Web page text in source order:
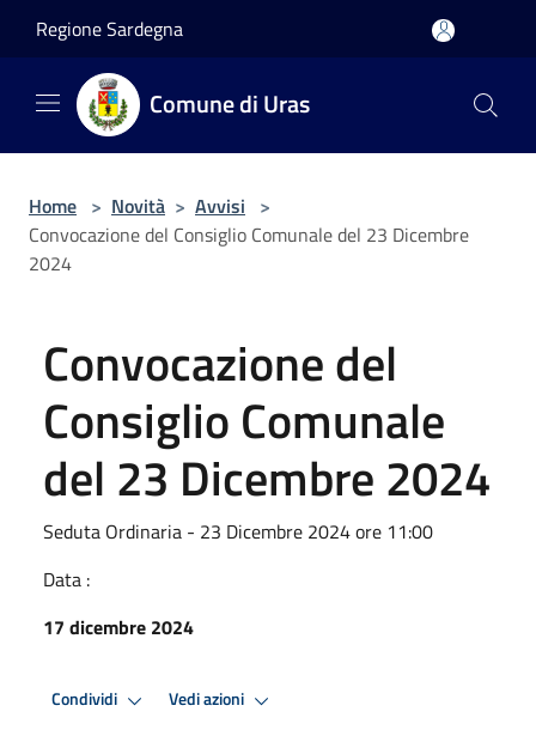
Regione Sardegna
Comune di Uras
Home > Novità > Avvisi >
Convocazione del Consiglio Comunale del 23 Dicembre
2024
Convocazione del
Consiglio Comunale
del 23 Dicembre 2024
Seduta Ordinaria - 23 Dicembre 2024 ore 11:00
Data :
17 dicembre 2024
Condividi Vedi azioni